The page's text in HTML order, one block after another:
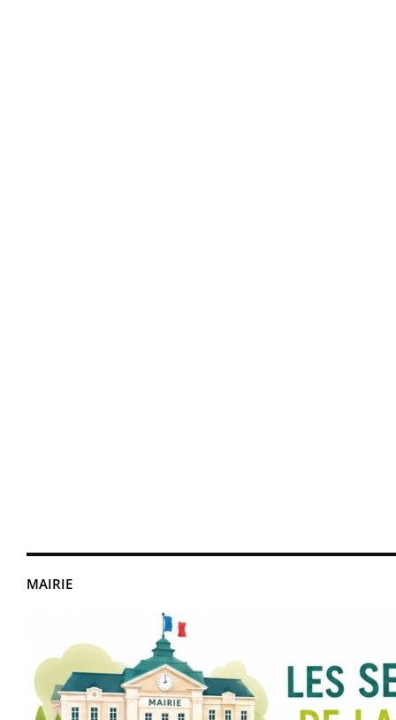
MAIRIE